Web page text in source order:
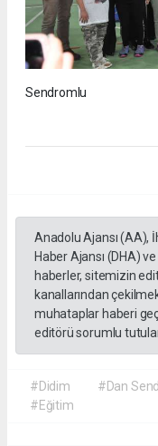
Sendromlu
Anadolu Ajansı (AA),
Haber Ajansı (DHA)
haberler, sitemizin
kanallarından
muhataplar haberi
editörü sorumlu
#Didim #Dan
#Eğitim